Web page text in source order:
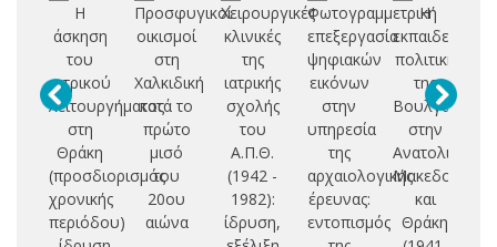
Η
άσκηση
του
ιατρικού
λειτουργήματος
στη
Θράκη
(προσδιορισμός
χρονικής
περιόδου)
Προσφυγικοί
οικισμοί
στη
Χαλκιδική
κατά το
πρώτο
μισό
του
20ου
αιώνα
Χειρουργικές
κλινικές
της
ιατρικής
σχολής
του
Α.Π.Θ.
(1942 -
1982):
ίδρυση,
Φωτογραμμετρική
επεξεργασία
ψηφιακών
εικόνων
στην
υπηρεσία
της
αρχαιολογικής
έρευνας:
εντοπισμός
Η
εκπαιδευτική
πολιτική
της
Βουλγαρίας
στην
Ανατολική
Μακεδονία
και
Θράκη